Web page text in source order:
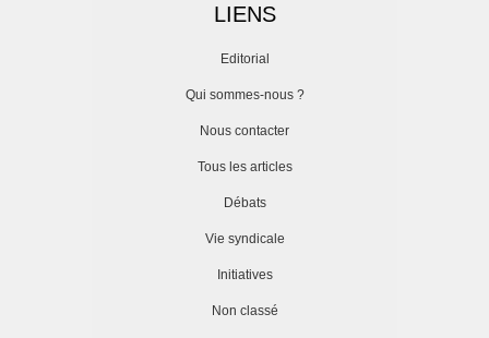
LIENS
Editorial
Qui sommes-nous ?
Nous contacter
Tous les articles
Débats
Vie syndicale
Initiatives
Non classé